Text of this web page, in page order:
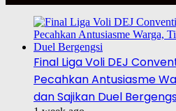
Final Liga Voli DEJ
Pecahkan Antusiasme
dan Sajikan Duel